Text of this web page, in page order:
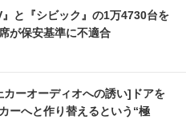
と『シビック』の1万4730台を
が保安基準に不適合
カーオーディオへの誘い]ドアを
ーへと作り替えるという“極